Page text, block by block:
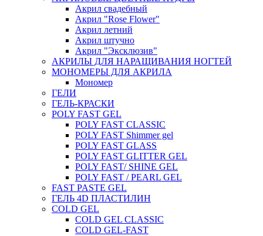
Акрил свадебный
Акрил "Rose Flower"
Акрил летний
Акрил штучно
Акрил "Эксклюзив"
АКРИЛЫ ДЛЯ НАРАЩИВАНИЯ НОГТЕЙ
МОНОМЕРЫ ДЛЯ АКРИЛА
Мономер
ГЕЛИ
ГЕЛЬ-КРАСКИ
POLY FAST GEL
POLY FAST CLASSIC
POLY FAST Shimmer gel
POLY FAST GLASS
POLY FAST GLITTER GEL
POLY FAST/ SHINE GEL
POLY FAST / PEARL GEL
FAST PASTE GEL
ГЕЛЬ 4D ПЛАСТИЛИН
COLD GEL
COLD GEL CLASSIC
COLD GEL-FAST